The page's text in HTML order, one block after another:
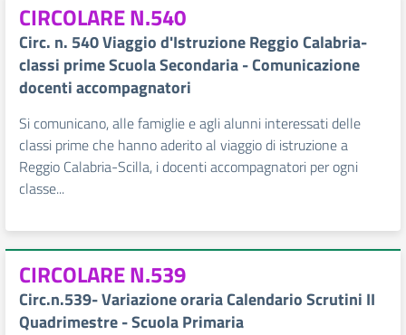
CIRCOLARE N.540
Circ. n. 540 Viaggio d'Istruzione Reggio Calabria-
classi prime Scuola Secondaria - Comunicazione
docenti accompagnatori
Si comunicano, alle famiglie e agli alunni interessati delle
classi prime che hanno aderito al viaggio di istruzione a
Reggio Calabria-Scilla, i docenti accompagnatori per ogni
classe...
CIRCOLARE N.539
Circ.n.539- Variazione oraria Calendario Scrutini II
Quadrimestre - Scuola Primaria